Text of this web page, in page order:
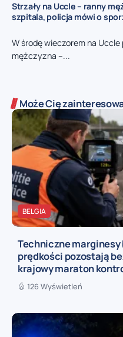
Strzały na Uccle – ranny
szpitala, policja mówi o
W środę wieczorem na
mężczyzna –...
Może Cię
BELGIA
Techniczne marginesy
prędkości pozostają
krajowy maraton
126 Wyświetleń